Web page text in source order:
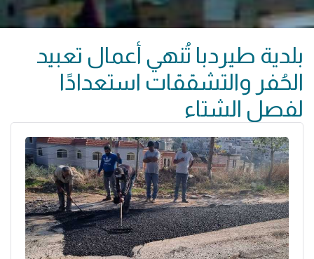
بلدية طيردبا تُنهي أعمال تعبيد
الحُفر والتشققات استعدادًا
لفصل الشتاء